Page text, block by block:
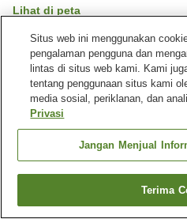
Lihat di peta
Luar biasa Ulasan:1
Fasilitas properti
Tempat parkir
Aula perjamuan
Beranda Jepang Ehime
Kawanoe Business Hotel
Cari
Situs web ini menggunakan
pengalaman pengguna dan
lintas di situs web kami. Kami
tentang penggunaan situs kami
media sosial, periklanan, dan
Privasi
Jangan Menjual
Terima